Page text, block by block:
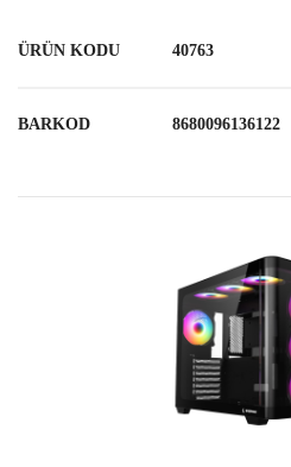
ÜRÜN KODU 40763
BARKOD 8680096136122